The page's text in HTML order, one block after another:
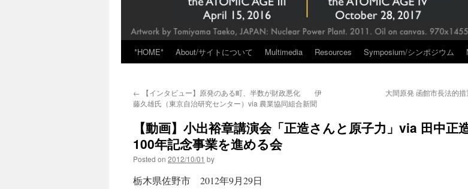
*HOME* About/サイトについて Multimedia Resources Symposium/シンポジウム
← 【インタビュー】原発のある町、半数が財政悪化 伊
藤久雄氏（東京自治研究センター）via 農業協同組合新聞
大間原発 函館市長法的
【動画】小出裕章講演会「正造さんと原子力」via 田中正
100年記念事業を進める会
Posted on 2012/10/01 by
栃木県佐野市 2012年9月29日